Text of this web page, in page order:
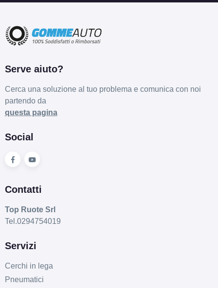
Serve aiuto?
Cerca una soluzione al tuo problema e comunica con noi
partendo da
questa pagina
Social
Contatti
Top Ruote Srl
Tel.0294754019
Servizi
Cerchi in lega
Pneumatici